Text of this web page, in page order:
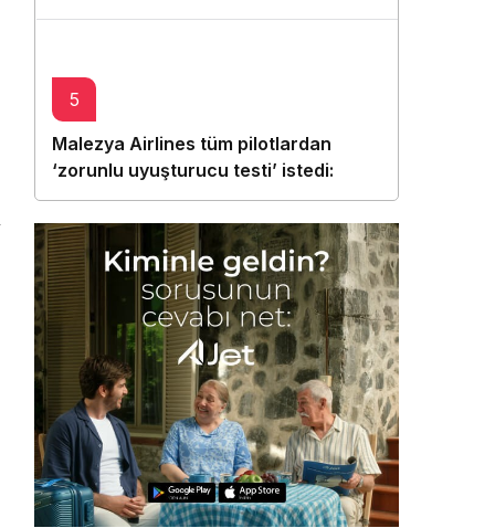
5
Malezya Airlines tüm pilotlardan
‘zorunlu uyuşturucu testi’ istedi:
Sırada kabin memurları var